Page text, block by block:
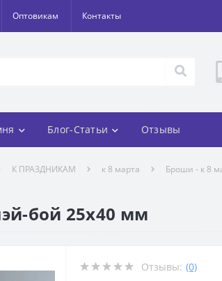
Оптовикам Контакты
Блог-Статьи Отзывы
К ПРАЗДНИКАМ к 8 марта
Броши - к 8
бой 25х40 мм
Отзывы: (0)